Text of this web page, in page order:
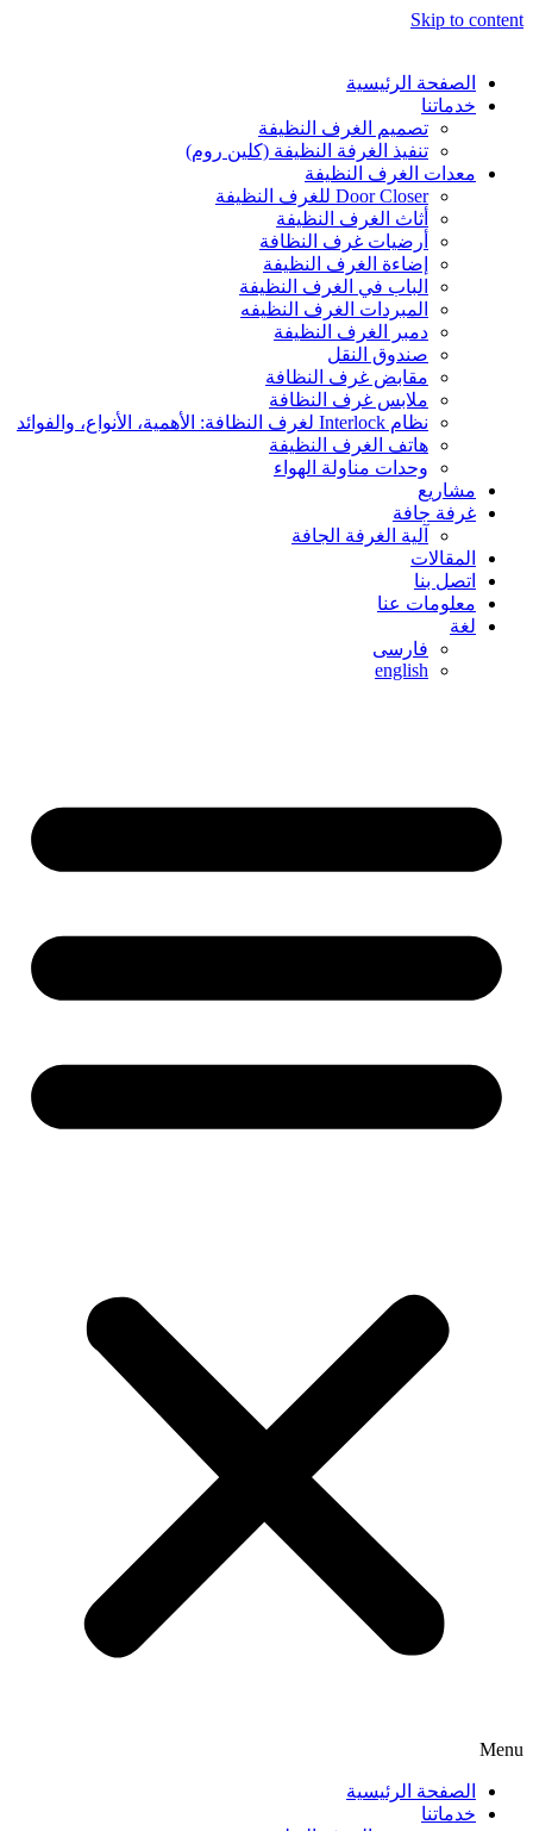
Skip to content
الصفحة الرئيسية
خدماتنا
تصميم الغرف النظيفة
تنفيذ الغرفة النظيفة (كلين روم)
معدات الغرف النظيفة
Door Closer للغرف النظيفة
أثاث الغرف النظيفة
أرضيات غرف النظافة
إضاءة الغرف النظيفة
الباب في الغرف النظيفة
المبردات الغرف النظیفه
دمبر الغرف النظيفة
صندوق النقل
مقابض غرف النظافة
ملابس غرف النظافة
نظام Interlock لغرف النظافة: الأهمية، الأنواع، والفوائد
هاتف الغرف النظيفة
وحدات مناولة الهواء
مشاريع
غرفة جافة
آلية الغرفة الجافة
المقالات
اتصل بنا
معلومات عنا
لغة
فارسی
english
Menu
الصفحة الرئيسية
خدماتنا